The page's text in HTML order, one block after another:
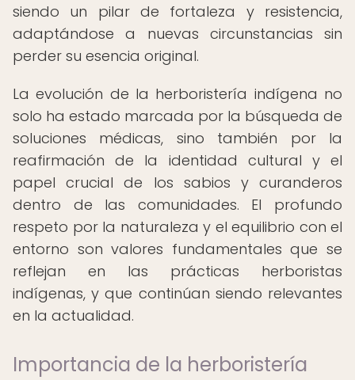
siendo un pilar de fortaleza y resistencia,
adaptándose a nuevas circunstancias sin
perder su esencia original.
La evolución de la herboristería indígena no
solo ha estado marcada por la búsqueda de
soluciones médicas, sino también por la
reafirmación de la identidad cultural y el
papel crucial de los sabios y curanderos
dentro de las comunidades. El profundo
respeto por la naturaleza y el equilibrio con el
entorno son valores fundamentales que se
reflejan en las prácticas herboristas
indígenas, y que continúan siendo relevantes
en la actualidad.
Importancia de la herboristería